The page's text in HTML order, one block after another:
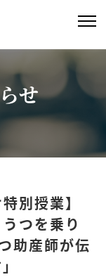
せ
別授業】
つを乗り
助産師が伝